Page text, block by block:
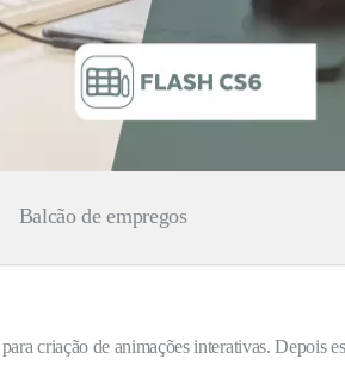
Balcão de empregos
criação de animações interativas. Depois